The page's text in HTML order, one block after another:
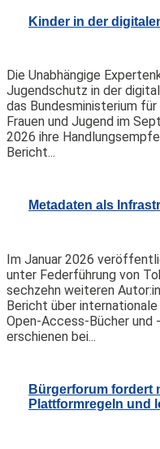
Kinder in der
Die Unabhängige
Jugendschutz in der
das Bundesministerium für
Frauen und Jugend im
2026 ihre
Bericht...
Metadaten als
Im Januar 2026
unter Federführung von
sechzehn weiteren
Bericht über
Open-Access-Bücher und
erschienen bei...
Bürgerforum fordert
Plattformregeln und